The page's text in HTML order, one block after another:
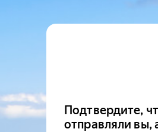
Подтвердите,
отправляли вы,